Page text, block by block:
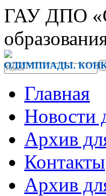
ГАУ ДПО
ОЛИМПИАДЫ.
Главная
Новости
Архив
Контакты
Архив